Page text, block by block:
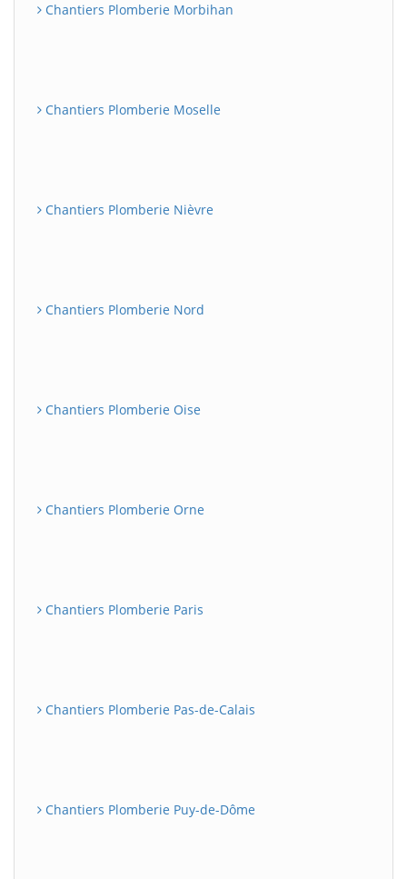
Chantiers Plomberie Morbihan
Chantiers Plomberie Moselle
Chantiers Plomberie Nièvre
Chantiers Plomberie Nord
Chantiers Plomberie Oise
Chantiers Plomberie Orne
Chantiers Plomberie Paris
Chantiers Plomberie Pas-de-Calais
Chantiers Plomberie Puy-de-Dôme